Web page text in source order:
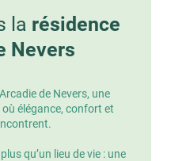
la résidence
Nevers
de Nevers, une
élégance, confort et
qu’un lieu de vie : une